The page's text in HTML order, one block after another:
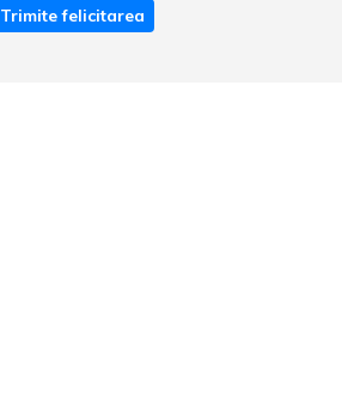
Trimite felicitarea